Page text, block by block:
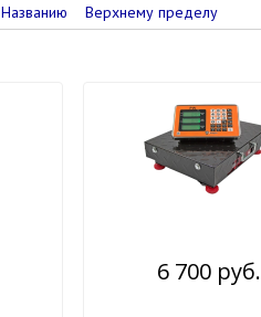
Названию Верхнему пределу
6 700 руб.